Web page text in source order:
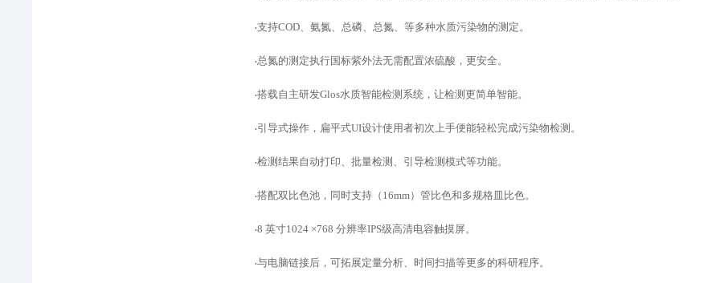
•支持COD、氨氮、总磷、总氮、等多种水质污染物的测定。
•总氮的测定执行国标紫外法无需配置浓硫酸，更安全。
•搭载自主研发Glos水质智能检测系统，让检测更简单智能。
•引导式操作，扁平式UI设计使用者初次上手便能轻松完成污染物检测。
•检测结果自动打印、批量检测、引导检测模式等功能。
•搭配双比色池，同时支持（ 16mm）管比色和多规格皿比色。
•8 英寸1024 ×768 分辨率IPS级高清电容触摸屏。
•与电脑链接后，可拓展定量分析、时间扫描等更多的科研程序。